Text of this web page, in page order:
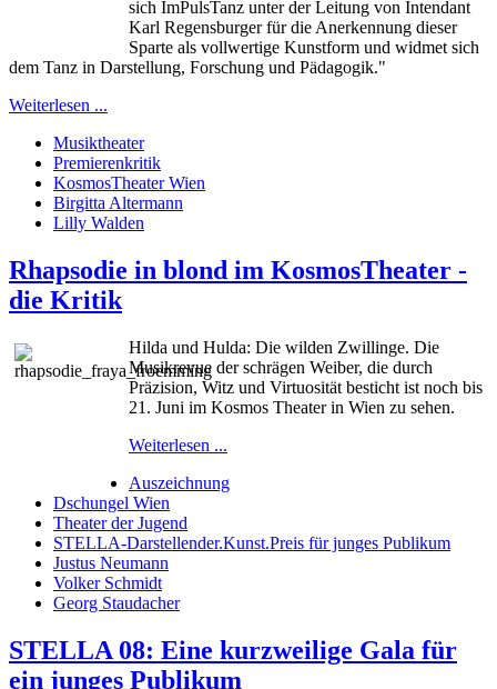
sich ImPulsTanz unter der Leitung von Intendant
Karl Regensburger für die Anerkennung dieser
Sparte als vollwertige Kunstform und widmet sich
dem Tanz in Darstellung, Forschung und Pädagogik."
Weiterlesen ...
Musiktheater
Premierenkritik
KosmosTheater Wien
Birgitta Altermann
Lilly Walden
Rhapsodie in blond im KosmosTheater -
die Kritik
Hilda und Hulda: Die wilden Zwillinge. Die
Musikrevue der schrägen Weiber, die durch
Präzision, Witz und Virtuosität besticht ist noch bis
21. Juni im Kosmos Theater in Wien zu sehen.
Weiterlesen ...
Auszeichnung
Dschungel Wien
Theater der Jugend
STELLA-Darstellender.Kunst.Preis für junges Publikum
Justus Neumann
Volker Schmidt
Georg Staudacher
STELLA 08: Eine kurzweilige Gala für
ein junges Publikum